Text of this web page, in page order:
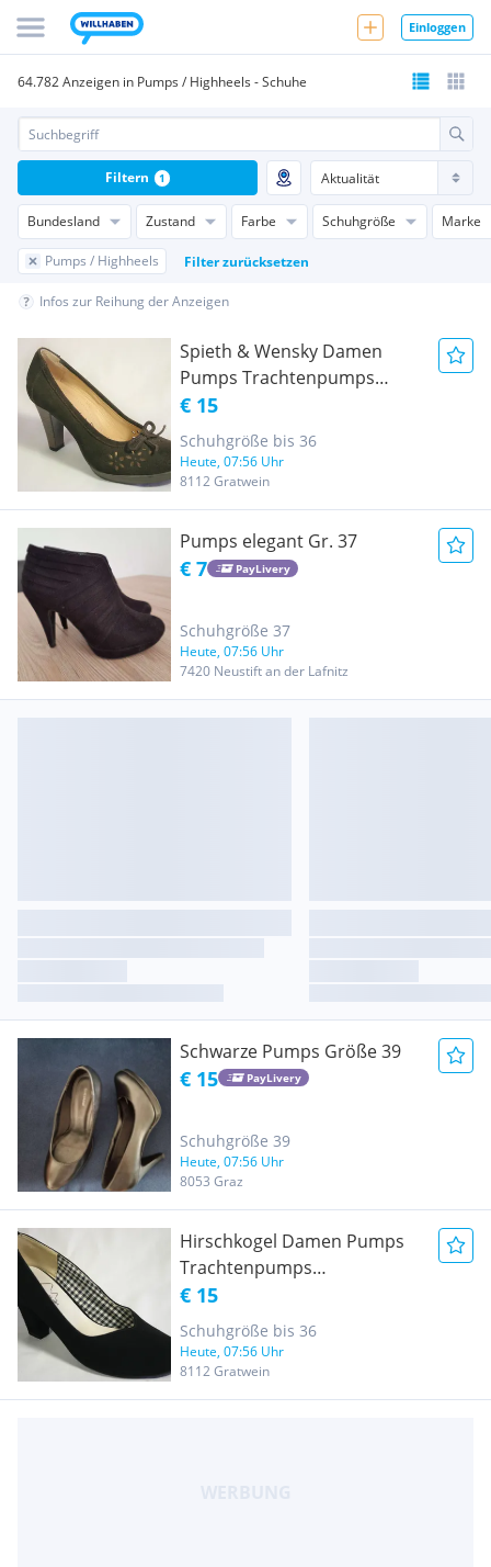
Einloggen
64.782 Anzeigen in Pumps / Highheels - Schuhe
Bundesland Zustand Farbe Schuhgröße Marke
Pumps / Highheels Filter zurücksetzen
Filtern 1
Infos zur Reihung der Anzeigen
Spieth & Wensky Damen
Pumps Trachtenpumps
Trachtenschuhe Jena braun
Gr 36 NEU
€ 15
Schuhgröße bis 36
Heute, 07:56 Uhr
8112 Gratwein
Pumps elegant Gr. 37
€ 7 PayLivery
Schuhgröße 37
Heute, 07:56 Uhr
7420 Neustift an der Lafnitz
Schwarze Pumps Größe 39
€ 15 PayLivery
Schuhgröße 39
Heute, 07:56 Uhr
8053 Graz
Hirschkogel Damen Pumps
Trachtenpumps
Trachtenschuhe Velour
schwarz Gr 36 NEU
€ 15
Schuhgröße bis 36
Heute, 07:56 Uhr
8112 Gratwein